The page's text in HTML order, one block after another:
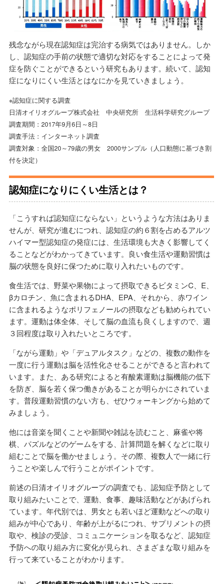
残念ながら現在認知症は完治する病気ではありません。しか
し、認知症の手前の状態で適切な対応をすることによって発
症を防ぐことができるという研究もあります。続いて、認知
症になりにくい生活とはなにかを見ていきましょう。
※認知症に関する調査
日清オイリオグループ株式会社 中央研究所 生活科学研究グループ
調査期間：2017年9月6日～8日
調査手法：インターネット調査
調査対象：全国20～79歳の男女 2000サンプル（人口動態に基づき割
付を決定）
認知症になりにくい生活とは？
「こうすれば認知症にならない」というような方法はありま
せんが、研究が進むにつれ、認知症の約６割を占めるアルツ
ハイマー型認知症の発症には、生活環境も大きく影響してく
ることなどがわかってきています。良い食生活や運動習慣は
脳の状態を良好に保つために取り入れたいものです。
食生活では、野菜や果物によって摂取できるビタミンC、E、
βカロチン、魚に含まれるDHA、EPA、それから、赤ワイン
に含まれるようなポリフェノールの摂取なども勧められてい
ます。運動は体全体、そして脳の血流も良くしますので、週
３回程度は取り入れたいところです。
「ながら運動」や「デュアルタスク」などの、複数の動作を
一度に行う運動は脳を活性化させることができると言われて
います。また、ある研究によると有酸素運動は脳機能の低下
を防ぎ、脳を若く保つ働きがあることが明らかにされていま
す。普段運動習慣のない方も、ぜひウォーキングから始めて
みましょう。
他には音楽を聞くことや新聞や雑誌を読むこと、麻雀や将
棋、パズルなどのゲームをする、計算問題を解くなどに取り
組むことで脳を働かせましょう。その際、複数人で一緒に行
うことや楽しんで行うことがポイントです。
前述の日清オイリオグループの調査でも、認知症予防として
取り組みたいことで、運動、食事、趣味活動などがあげられ
ています。年代別では、男女とも若いほど運動などへの取り
組みが中心であり、年齢が上がるにつれ、サプリメントの摂
取や、検診の受診、コミュニケーションを取るなど、認知症
予防への取り組み方に変化が見られ、さまざまな取り組みを
行って来ていることがわかります。